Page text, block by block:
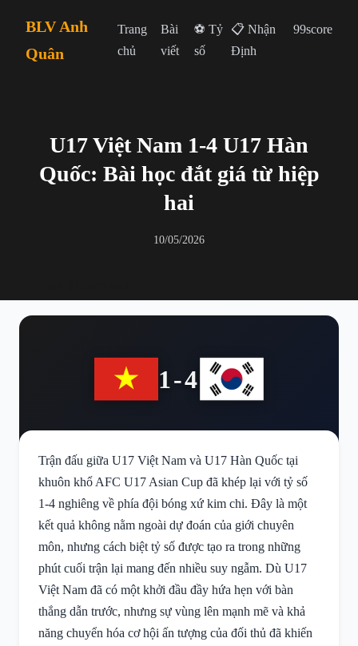
BLV Anh
Quân
Trang
chủ
Bài
viết
⚽ Tỷ
số
📋 Nhận
Định
99score
U17 Việt Nam 1-4 U17 Hàn
Quốc: Bài học đắt giá từ hiệp
hai
10/05/2026
1-4
Trận đấu giữa U17 Việt Nam và U17 Hàn Quốc tại
khuôn khổ AFC U17 Asian Cup đã khép lại với tỷ số
1-4 nghiêng về phía đội bóng xứ kim chi. Đây là một
kết quả không nằm ngoài dự đoán của giới chuyên
môn, nhưng cách biệt tỷ số được tạo ra trong những
phút cuối trận lại mang đến nhiều suy ngẫm. Dù U17
Việt Nam đã có một khởi đầu đầy hứa hẹn với bàn
thắng dẫn trước, nhưng sự vùng lên mạnh mẽ và khả
năng chuyển hóa cơ hội ấn tượng của đối thủ đã khiến